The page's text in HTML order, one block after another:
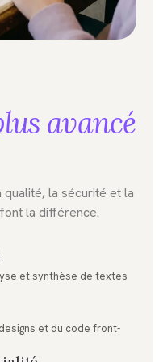
avancé
la sécurité et la
la différence.
et synthèse de textes
et du code front-